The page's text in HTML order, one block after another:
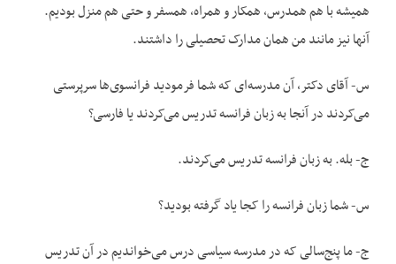
همیشه با هم همدرس، همکار و همراه، همسفر و حتی هم منزل بودیم.
آنها نیز مانند من همان مدارک تحصیلی را داشتند.
س- آقای دکتر، آن مدرسه‌‌ای که شما فرمودید فرانسوی‌‌ها سرپرستی
می‌‌کردند در آنجا به زبان فرانسه تدریس می‌‌کردند یا فارسی؟
ج- بله. به زبان فرانسه تدریس می‌‌کردند.
س- شما زبان فرانسه را کجا یاد گرفته بودید؟
ج- ما پنج‌‌سالی که در مدرسه سیاسی درس می‌‌خواندیم در آن تدریس